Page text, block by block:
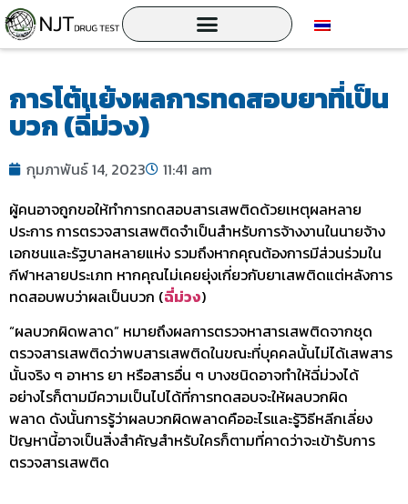
การโต้แย้งผลการทดสอบยาที่เป็น
บวก (ฉี่ม่วง)
กุมภาพันธ์ 14, 2023
11:41 am
ผู้คนอาจถูกขอให้ทำการทดสอบสารเสพติดด้วยเหตุผลหลาย
ประการ การตรวจสารเสพติดจำเป็นสำหรับการจ้างงานในนายจ้าง
เอกชนและรัฐบาลหลายแห่ง รวมถึงหากคุณต้องการมีส่วนร่วมใน
กีฬาหลายประเภท หากคุณไม่เคยยุ่งเกี่ยวกับยาเสพติดแต่หลังการ
ทดสอบพบว่าผลเป็นบวก (ฉี่ม่วง)
“ผลบวกผิดพลาด” หมายถึงผลการตรวจหาสารเสพติดจากชุด
ตรวจสารเสพติดว่าพบสารเสพติดในขณะที่บุคคลนั้นไม่ได้เสพสาร
นั้นจริง ๆ อาหาร ยา หรือสารอื่น ๆ บางชนิดอาจทำให้ฉี่ม่วงได้
อย่างไรก็ตามมีความเป็นไปได้ที่การทดสอบจะให้ผลบวกผิด
พลาด ดังนั้นการรู้ว่าผลบวกผิดพลาดคืออะไรและรู้วิธีหลีกเลี่ยง
ปัญหานี้อาจเป็นสิ่งสำคัญสำหรับใครก็ตามที่คาดว่าจะเข้ารับการ
ตรวจสารเสพติด